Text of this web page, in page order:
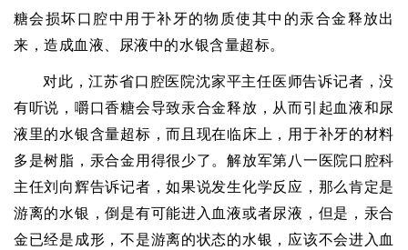
糖会损坏口腔中用于补牙的物质使其中的汞合金释放出
来，造成血液、尿液中的水银含量超标。
对此，江苏省口腔医院沈家平主任医师告诉记者，没
有听说，嚼口香糖会导致汞合金释放，从而引起血液和尿
液里的水银含量超标，而且现在临床上，用于补牙的材料
多是树脂，汞合金用得很少了。解放军第八一医院口腔科
主任刘向辉告诉记者，如果说发生化学反应，那么肯定是
游离的水银，倒是有可能进入血液或者尿液，但是，汞合
金已经是成形，不是游离的状态的水银，应该不会进入血